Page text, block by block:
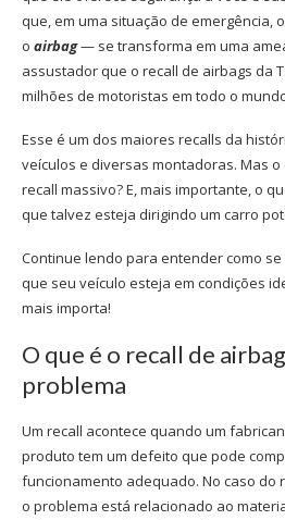
que, em uma situação de
o airbag— se transforma em uma
assustador que o recall de airbags da
milhões de motoristas em todo o
Esse é um dos maiores recalls da
veículos e diversas montadoras. Mas
recall massivo? E, mais importante, o
que talvez esteja dirigindo um carro
Continue lendo para entender como
que seu veículo esteja em condições
mais importa!
O que é o recall de
problema
Um recall acontece quando um
produto tem um defeito que pode
funcionamento adequado. No caso do
o problema está relacionado ao